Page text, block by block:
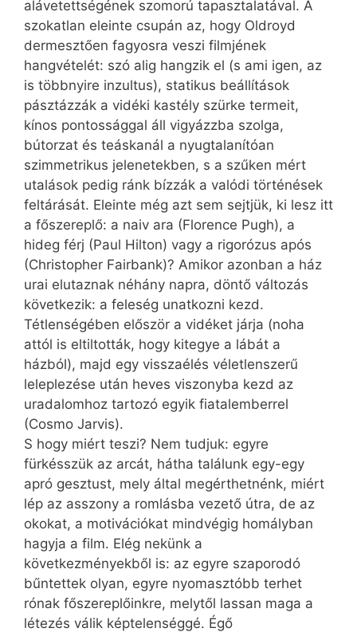
alávetettségének szomorú tapasztalatával. A
szokatlan eleinte csupán az, hogy Oldroyd
dermesztően fagyosra veszi filmjének
hangvételét: szó alig hangzik el (s ami igen, az
is többnyire inzultus), statikus beállítások
pásztázzák a vidéki kastély szürke termeit,
kínos pontossággal áll vigyázzba szolga,
bútorzat és teáskanál a nyugtalanítóan
szimmetrikus jelenetekben, s a szűken mért
utalások pedig ránk bízzák a valódi történések
feltárását. Eleinte még azt sem sejtjük, ki lesz itt
a főszereplő: a naiv ara (Florence Pugh), a
hideg férj (Paul Hilton) vagy a rigorózus após
(Christopher Fairbank)? Amikor azonban a ház
urai elutaznak néhány napra, döntő változás
következik: a feleség unatkozni kezd.
Tétlenségében először a vidéket járja (noha
attól is eltiltották, hogy kitegye a lábát a
házból), majd egy visszaélés véletlenszerű
leleplezése után heves viszonyba kezd az
uradalomhoz tartozó egyik fiatalemberrel
(Cosmo Jarvis).
S hogy miért teszi? Nem tudjuk: egyre
fürkésszük az arcát, hátha találunk egy-egy
apró gesztust, mely által megérthetnénk, miért
lép az asszony a romlásba vezető útra, de az
okokat, a motivációkat mindvégig homályban
hagyja a film. Elég nekünk a
következményekből is: az egyre szaporodó
bűntettek olyan, egyre nyomasztóbb terhet
rónak főszereplőinkre, melytől lassan maga a
létezés válik képtelenséggé. Égő